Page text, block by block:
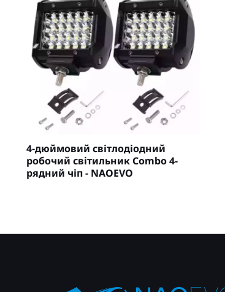
4-дюймовий світлодіодний
робочий світильник Combo 4-
рядний чіп - NAOEVO